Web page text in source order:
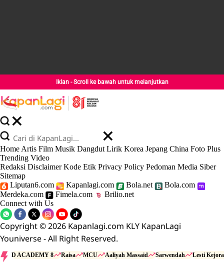
Iklan - Scroll ke bawah untuk melanjutkan
Home Artis Film Musik Dangdut Lirik Korea Jepang China Foto Plus
Trending Video
Redaksi Disclaimer Kode Etik Privacy Policy Pedoman Media Siber
Sitemap
Liputan6.com
Kapanlagi.com Bola.net
Bola.com
Merdeka.com
Fimela.com
Brilio.net
Connect with Us
Copyright © 2026 Kapanlagi.com KLY KapanLagi
Youniverse - All Right Reserved.
D ACADEMY 8 Raisa MCU Aaliyah Massaid Sarwendah Lesti Kejora